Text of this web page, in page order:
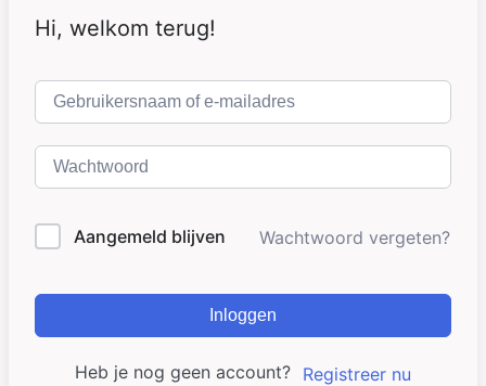
Hi, welkom terug!
Aangemeld blijven Wachtwoord vergeten?
Inloggen
Heb je nog geen account? Registreer nu